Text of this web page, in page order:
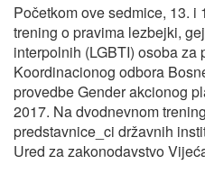
Početkom ove sedmice, 13. i
trening o pravima lezbejki,
interpolnih (LGBTI) osoba za
Koordinacionog odbora
provedbe Gender akcionog
2017. Na dvodnevnom
predstavnice_ci državnih
Ured za zakonodavstvo